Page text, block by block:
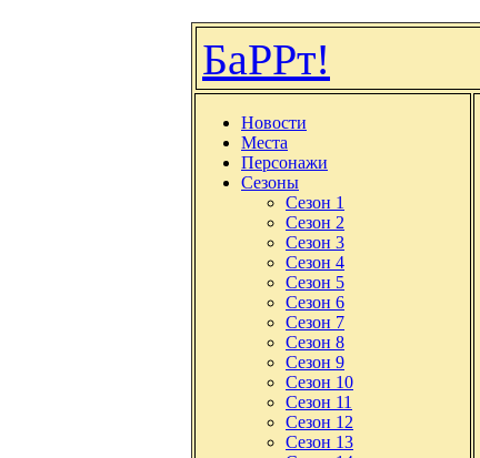
БаРРт!
Новости
Места
Персонажи
Сезоны
Сезон 1
Сезон 2
Сезон 3
Сезон 4
Сезон 5
Сезон 6
Сезон 7
Сезон 8
Сезон 9
Сезон 10
Сезон 11
Сезон 12
Сезон 13